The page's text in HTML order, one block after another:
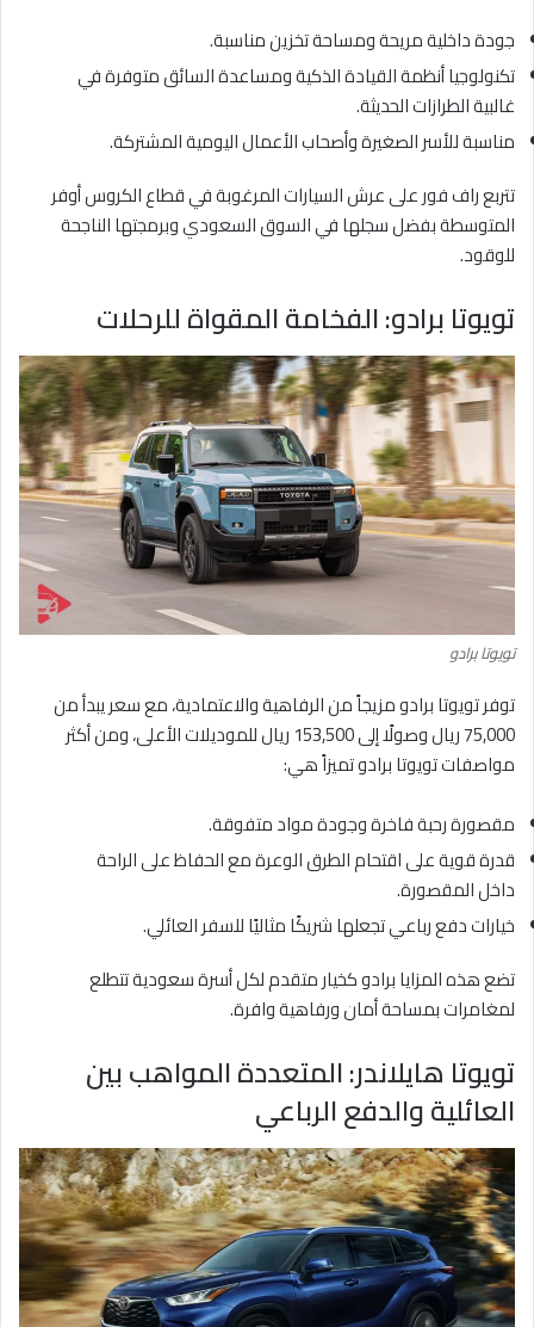
جودة داخلية مريحة ومساحة تخزين مناسبة.
تكنولوجيا أنظمة القيادة الذكية ومساعدة السائق متوفرة في
غالبية الطرازات الحديثة.
مناسبة للأسر الصغيرة وأصحاب الأعمال اليومية المشتركة.
تتربع راف فور على عرش السيارات المرغوبة في قطاع الكروس أوفر
المتوسطة بفضل سجلها في السوق السعودي وبرمجتها الناجحة
للوقود.
تويوتا برادو: الفخامة المقواة للرحلات
تويوتا برادو
توفر تويوتا برادو مزيجاً من الرفاهية والاعتمادية، مع سعر يبدأ من
75,000 ريال وصولًا إلى 153,500 ريال للموديلات الأعلى، ومن أكثر
مواصفات تويوتا برادو تميزاً هي:
مقصورة رحبة فاخرة وجودة مواد متفوقة.
قدرة قوية على اقتحام الطرق الوعرة مع الحفاظ على الراحة
داخل المقصورة.
خيارات دفع رباعي تجعلها شريكًا مثاليًا للسفر العائلي.
تضع هذه المزايا برادو كخيار متقدم لكل أسرة سعودية تتطلع
لمغامرات بمساحة أمان ورفاهية وافرة.
تويوتا هايلاندر: المتعددة المواهب بين
العائلية والدفع الرباعي